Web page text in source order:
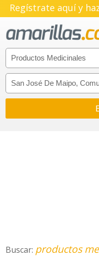
Regístrate aquí y
Buscar: productos